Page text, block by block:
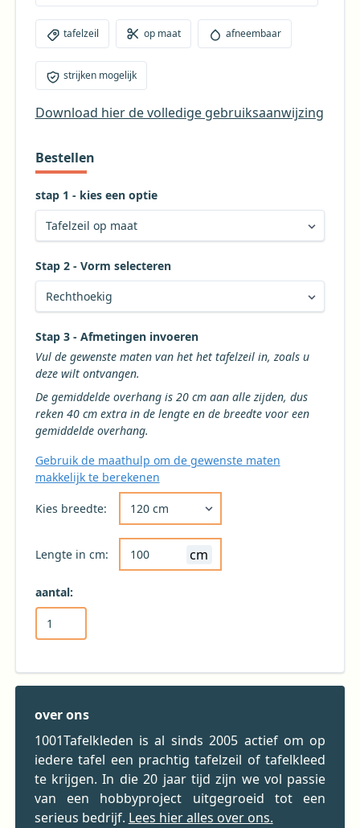
tafelzeil op maat afneembaar
strijken mogelijk
Download hier de volledige gebruiksaanwijzing
Bestellen
stap 1 - kies een optie
Stap 2 - Vorm selecteren
Kies de gewenste vorm voor uw tafelkleed
Stap 3 - Afmetingen invoeren
Vul de gewenste maten van het het tafelzeil in, zoals u
deze wilt ontvangen.
De gemiddelde overhang is 20 cm aan alle zijden, dus
reken 40 cm extra in de lengte en de breedte voor een
gemiddelde overhang.
Gebruik de maathulp om de gewenste maten
makkelijk te berekenen
Kies breedte:
Lengte in cm: cm
aantal:
over ons
1001Tafelkleden is al sinds 2005 actief om op
iedere tafel een prachtig tafelzeil of tafelkleed
te krijgen. In die 20 jaar tijd zijn we vol passie
van een hobbyproject uitgegroeid tot een
serieus bedrijf. Lees hier alles over ons.